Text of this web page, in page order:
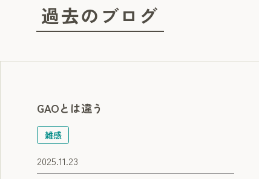
過去のブログ
GAOとは違う
雑感
2025.11.23